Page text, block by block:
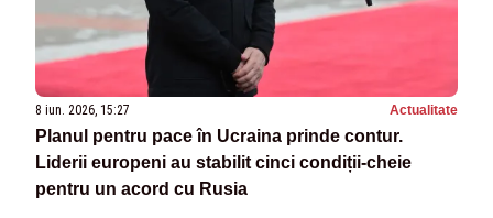
8 iun. 2026, 15:27 Actualitate
Planul pentru pace în Ucraina prinde contur.
Liderii europeni au stabilit cinci condiții-cheie
pentru un acord cu Rusia